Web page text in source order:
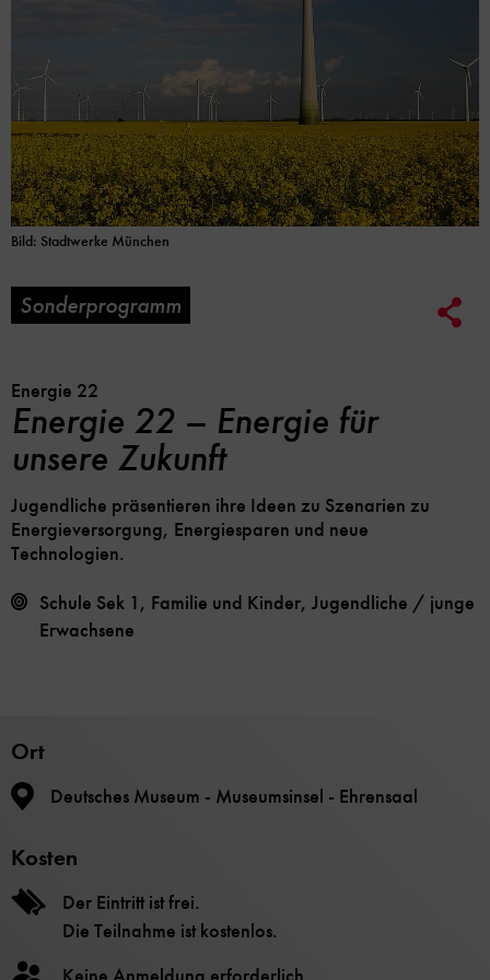
Bild: Stadtwerke München
Sonderprogramm
Energie 22
Energie 22 – Energie für
unsere Zukunft
Jugendliche präsentieren ihre Ideen zu Szenarien zu
Energieversorgung, Energiesparen und neue
Technologien.
Schule Sek 1, Familie und Kinder, Jugendliche / junge
Erwachsene
Ort
Deutsches Museum - Museumsinsel - Ehrensaal
Kosten
Der Eintritt ist frei.
Die Teilnahme ist kostenlos.